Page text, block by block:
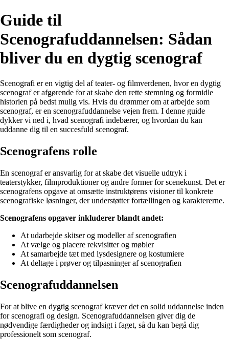
Guide til
Scenografuddannelsen: Sådan
bliver du en dygtig scenograf
Scenografi er en vigtig del af teater- og filmverdenen, hvor en dygtig
scenograf er afgørende for at skabe den rette stemning og formidle
historien på bedst mulig vis. Hvis du drømmer om at arbejde som
scenograf, er en scenografuddannelse vejen frem. I denne guide
dykker vi ned i, hvad scenografi indebærer, og hvordan du kan
uddanne dig til en succesfuld scenograf.
Scenografens rolle
En scenograf er ansvarlig for at skabe det visuelle udtryk i
teaterstykker, filmproduktioner og andre former for scenekunst. Det er
scenografens opgave at omsætte instruktørens visioner til konkrete
scenografiske løsninger, der understøtter fortællingen og karaktererne.
Scenografens opgaver inkluderer blandt andet:
At udarbejde skitser og modeller af scenografien
At vælge og placere rekvisitter og møbler
At samarbejde tæt med lysdesignere og kostumiere
At deltage i prøver og tilpasninger af scenografien
Scenografuddannelsen
For at blive en dygtig scenograf kræver det en solid uddannelse inden
for scenografi og design. Scenografuddannelsen giver dig de
nødvendige færdigheder og indsigt i faget, så du kan begå dig
professionelt som scenograf.